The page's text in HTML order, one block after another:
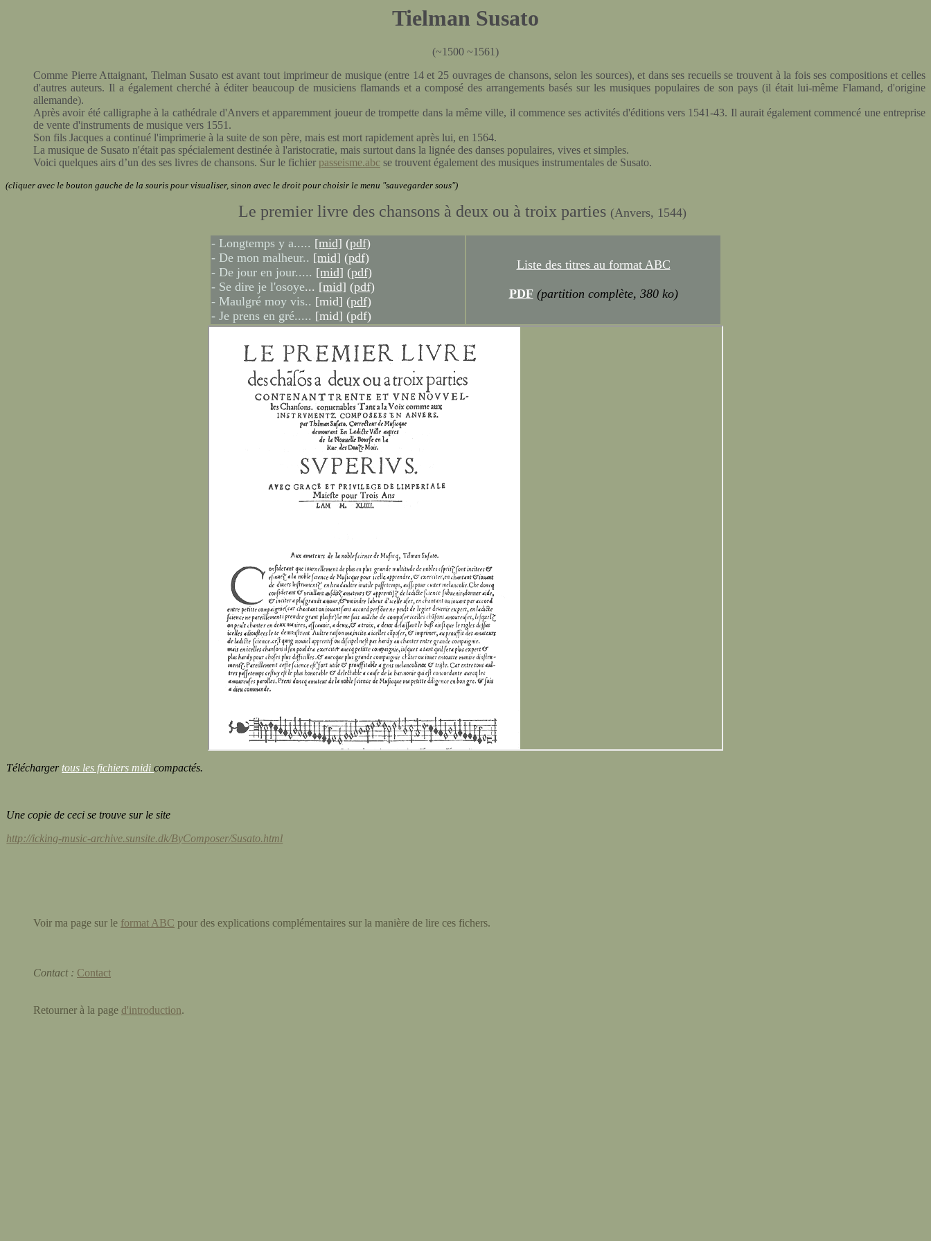
Tielman Susato
(~1500 ~1561)
Comme Pierre Attaignant, Tielman Susato est avant tout imprimeur de musique (entre 14 et 25 ouvrages de chansons, selon les sources), et dans ses recueils se trouvent à la fois ses compositions et celles
d'autres auteurs. Il a également cherché à éditer beaucoup de musiciens flamands et a composé des arrangements basés sur les musiques populaires de son pays (il était lui-même Flamand, d'origine
allemande).
Après avoir été calligraphe à la cathédrale d'Anvers et apparemment joueur de trompette dans la même ville, il commence ses activités d'éditions vers 1541-43. Il aurait également commencé une entreprise
de vente d'instruments de musique vers 1551.
Son fils Jacques a continué l'imprimerie à la suite de son père, mais est mort rapidement après lui, en 1564.
La musique de Susato n'était pas spécialement destinée à l'aristocratie, mais surtout dans la lignée des danses populaires, vives et simples.
Voici quelques airs d’un des ses livres de chansons. Sur le fichier passeisme.abc se trouvent également des musiques instrumentales de Susato.
(cliquer avec le bouton gauche de la souris pour visualiser, sinon avec le droit pour choisir le menu "sauvegarder sous")
Le premier livre des chansons à deux ou à troix parties (Anvers, 1544)
- Longtemps y a..... [mid] (pdf)
- De mon malheur.. [mid] (pdf)
- De jour en jour..... [mid] (pdf)
- Se dire je l'osoye... [mid] (pdf)
- Maulgré moy vis.. [mid] (pdf)
- Je prens en gré..... [mid] (pdf)
Liste des titres au format ABC
PDF (partition complète, 380 ko)
Téléchargertous les fichiers midicompactés.
Une copie de ceci se trouve sur le site
http://icking-music-archive.sunsite.dk/ByComposer/Susato.html
Voir ma page sur le format ABC pour des explications complémentaires sur la manière de lire ces fichers.
Contact : Contact
Retourner à la page d'introduction.